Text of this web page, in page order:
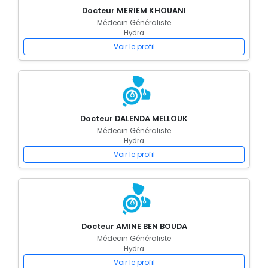
Docteur MERIEM KHOUANI
Médecin Généraliste
Hydra
Voir le profil
Docteur DALENDA MELLOUK
Médecin Généraliste
Hydra
Voir le profil
Docteur AMINE BEN BOUDA
Médecin Généraliste
Hydra
Voir le profil